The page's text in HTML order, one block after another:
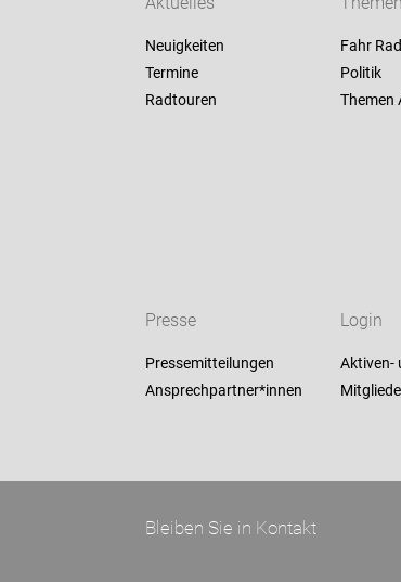
Neuigkeiten
Termine
Radtouren
Fahr Rad
Politik
Themen
Presse
Pressemitteilungen
Ansprechpartner*innen
Login
Aktiven-
Bleiben Sie in Kontakt